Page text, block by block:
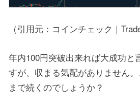
（引用元：コインチェック｜
年内100円突破出来れば大成功と
すが、収まる気配がありません
まで続くのでしょうか？